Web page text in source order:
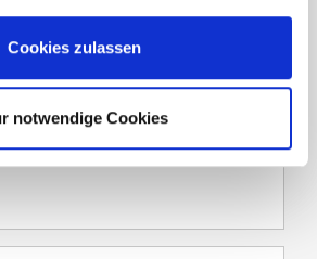
Cookies zulassen
notwendige Cookies
für Ga­bel­
auf­neh­men